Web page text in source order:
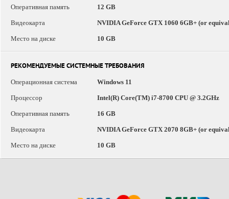
Оперативная память 12 GB
Видеокарта NVIDIA GeForce GTX 1060 6GB+ (or
Место на диске 10 GB
РЕКОМЕНДУЕМЫЕ СИСТЕМНЫЕ ТРЕБОВАНИЯ
Операционная система
Windows 11
Процессор Intel(R) Core(TM) i7-8700 CPU @ 3.2GHz
Оперативная память 16 GB
Видеокарта NVIDIA GeForce GTX 2070 8GB+ (or
Место на диске 10 GB